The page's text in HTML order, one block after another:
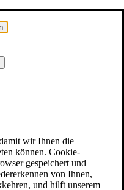
wir Ihnen die
können. Cookie-
gespeichert und
von Ihnen,
und hilft unserem